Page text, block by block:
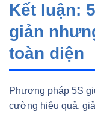
Kết luận:
giản
toàn diện
Phương pháp 5S
cường hiệu quả,